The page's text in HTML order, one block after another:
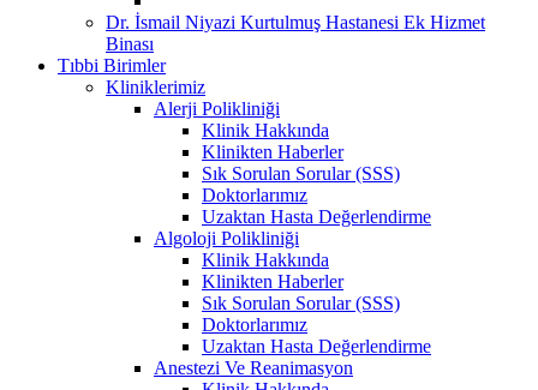
Dr. İsmail Niyazi Kurtulmuş Hastanesi Ek Hizmet
Binası
Tıbbi Birimler
Kliniklerimiz
Alerji Polikliniği
Klinik Hakkında
Klinikten Haberler
Sık Sorulan Sorular (SSS)
Doktorlarımız
Uzaktan Hasta Değerlendirme
Algoloji Polikliniği
Klinik Hakkında
Klinikten Haberler
Sık Sorulan Sorular (SSS)
Doktorlarımız
Uzaktan Hasta Değerlendirme
Anestezi Ve Reanimasyon